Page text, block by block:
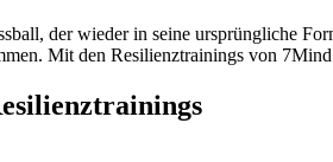
der wieder in seine ursprüngliche
Mit den Resilienztrainings von